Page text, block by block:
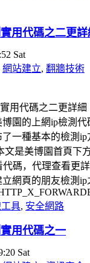
用代碼之二更詳
Sat
網站建立, 翻牆技術
園的上網ip檢測
一種基本的檢測
文是美博園首頁下
代碼，代理查看更
網頁的朋友檢測ip
具, 安全網路
用代碼之一
Sat